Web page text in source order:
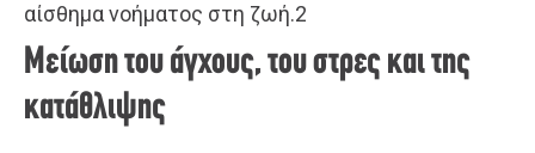
αίσθημα νοήματος στη ζωή.2
Μείωση του άγχους, του στρες και της
κατάθλιψης